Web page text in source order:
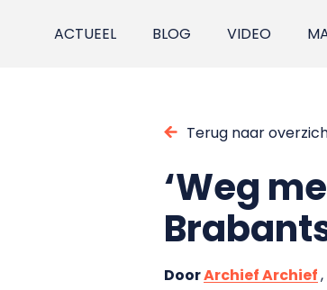
ACTUEEL BLOG VIDEO
Terug naar
‘Weg
DoorArchief Archief